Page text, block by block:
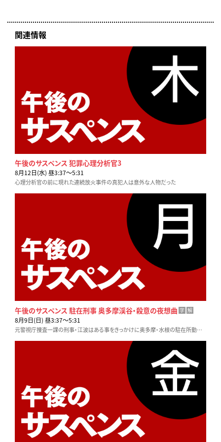
関連情報
午後のサスペンス 犯罪心理分析官3
8月12日(水) 昼3:37〜5:31
心理分析官の前に現れた連続放火事件の真犯人は意外な人物だった
午後のサスペンス 駐在刑事 奥多摩渓谷・殺意の夜想曲 字 解
8月9日(日) 昼3:37〜5:31
元警視庁捜査一課の刑事・江波はある事をきっかけに奥多摩・水根の駐在所勤務に。そんな中、水根で発見された男の死体が江波の担当した過去の事件の関係者で…